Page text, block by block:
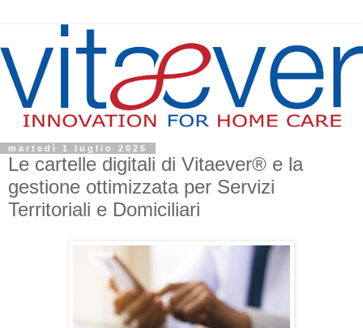
martedì 1 luglio 2025
Le cartelle digitali di Vitaever® e la
gestione ottimizzata per Servizi
Territoriali e Domiciliari